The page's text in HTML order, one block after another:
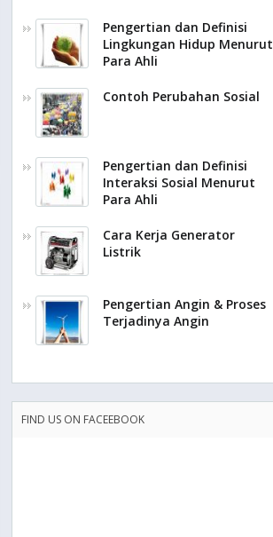
Pengertian dan Definisi
Lingkungan Hidup Menurut
Para Ahli
Contoh Perubahan Sosial
Pengertian dan Definisi
Interaksi Sosial Menurut
Para Ahli
Cara Kerja Generator
Listrik
Pengertian Angin & Proses
Terjadinya Angin
FIND US ON FACEEBOOK